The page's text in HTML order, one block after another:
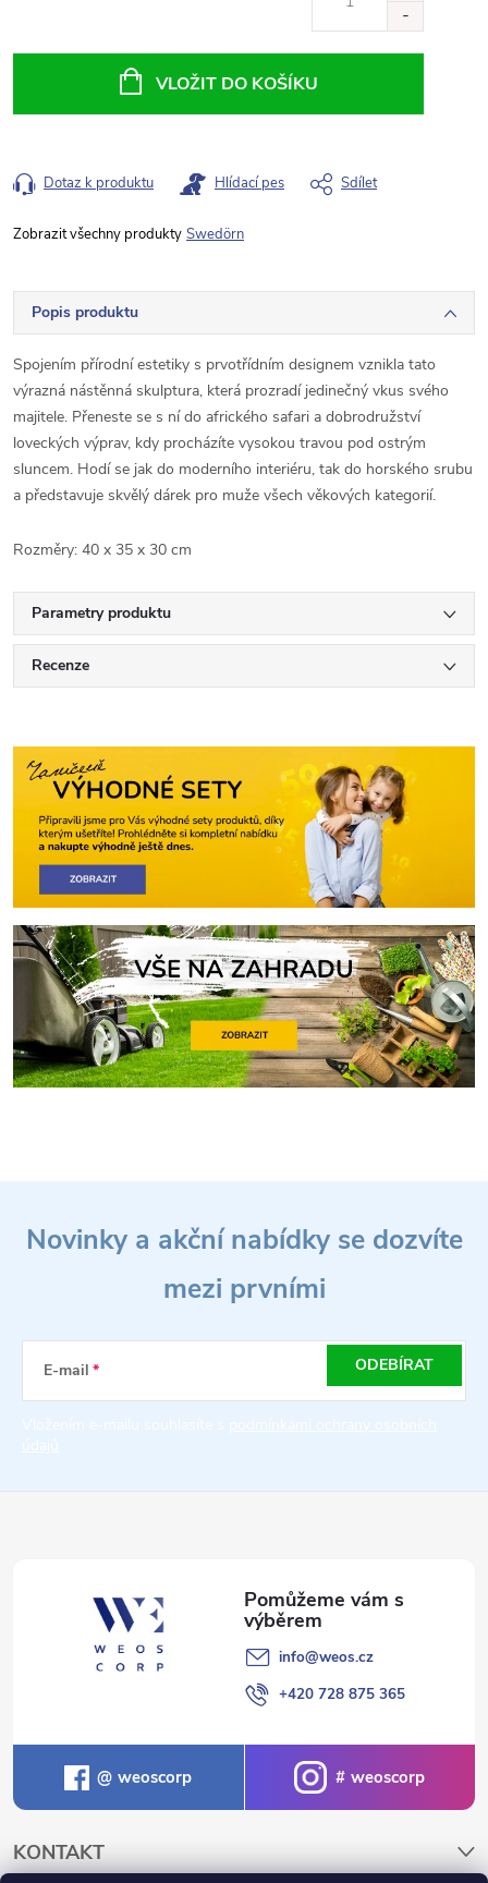
VLOŽIT DO KOŠÍKU
Dotaz k produktu Hlídací pes Sdílet
Swedörn
Popis produktu
Spojením přírodní estetiky s prvotřídním designem vznikla tato
výrazná nástěnná skulptura, která prozradí jedinečný vkus svého
majitele. Přeneste se s ní do afrického safari a dobrodružství
loveckých výprav, kdy procházíte vysokou travou pod ostrým
sluncem. Hodí se jak do moderního interiéru, tak do horského srubu
a představuje skvělý dárek pro muže všech věkových kategorií.
Rozměry: 40 x 35 x 30 cm
Parametry produktu
Recenze
í
Novinky a akční nabídky se dozvíte
mezi prvními
E-mail ODEBÍRAT
info@weos.cz
+420 728 875 365
weoscorp weoscorp
KONTAKT